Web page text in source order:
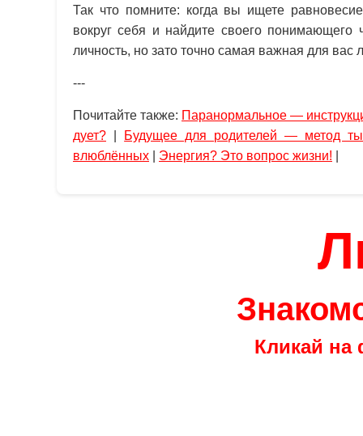
Так что помните: когда вы ищете
вокруг себя и найдите своего
личность, но зато точно самая важная для вас
---
Почитайте также: Паранормальное —
дует?
Будущее для родителей — метод
влюблённых
Энергия? Это вопрос жизни!
Кликай на